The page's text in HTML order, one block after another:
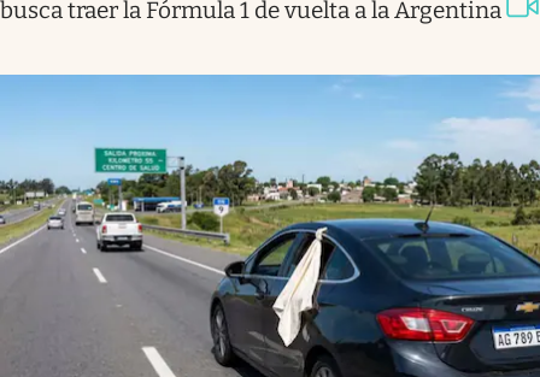
busca traer la Fórmula 1 de vuelta a la Argentina